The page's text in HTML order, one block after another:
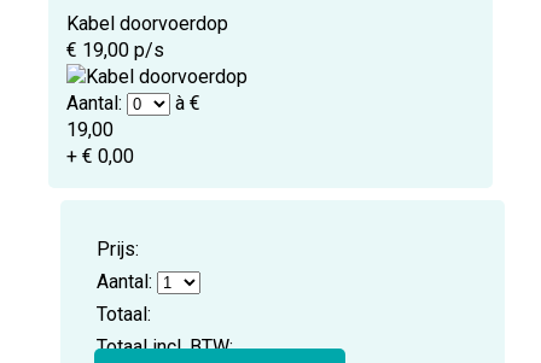
Kabel doorvoerdop
€ 19,00 p/s
Aantal:
à €
19,00
+ € 0,00
Prijs:
Aantal:
Totaal:
Totaal incl. BTW: